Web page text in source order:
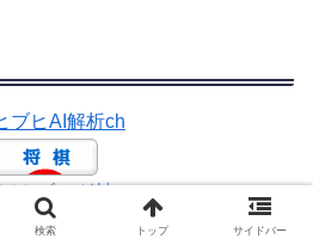
ブヒAI解析ch
んブログ村
検索 トップ サイドバー